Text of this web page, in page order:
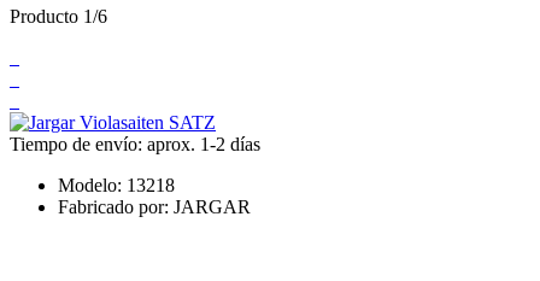
Producto 1/6
Tiempo de envío: aprox. 1-2 días
Modelo: 13218
Fabricado por: JARGAR